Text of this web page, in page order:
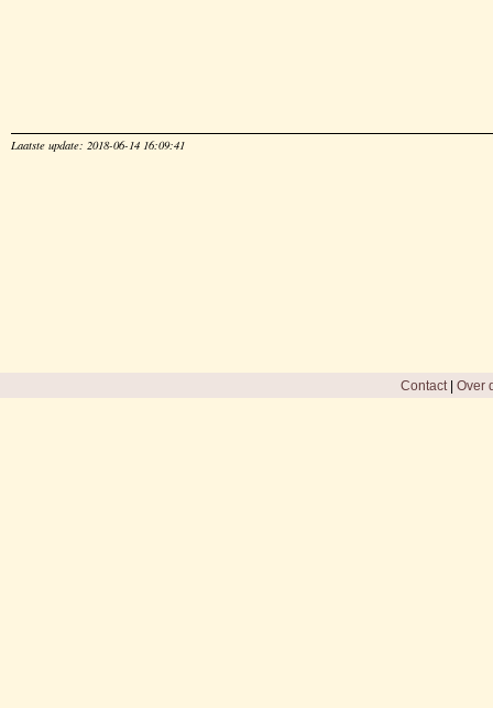
Laatste update: 2018-06-14 16:09:41
Contact| Over